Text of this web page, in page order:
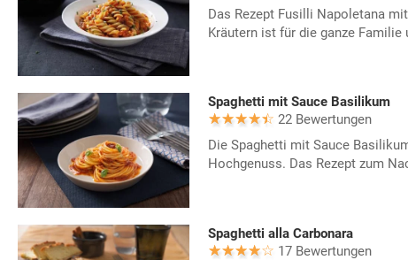
Das Rezept Fusilli Napoletana
Kräutern ist für die ganze
Spaghetti mit Sauce Basilikum
22 Bewertungen
Die Spaghetti mit Sauce
Hochgenuss. Das Rezept zum
Spaghetti alla Carbonara
17 Bewertungen